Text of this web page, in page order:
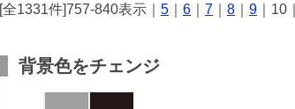
[全1331件]757-840表示｜ 5 6 7 8 9 ｜10｜
背景色をチェンジ